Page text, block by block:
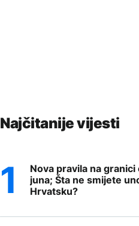
Najčitanije vijesti
Nova pravila na granici
juna; Šta ne smijete
Hrvatsku?